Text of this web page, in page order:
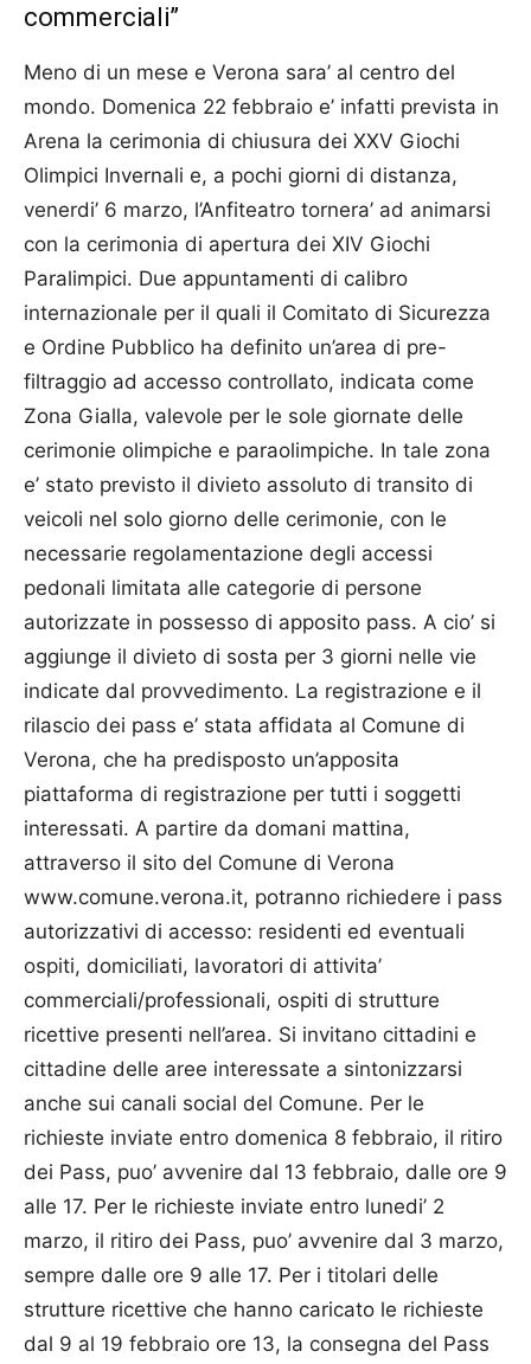
commerciali”
Meno di un mese e Verona sara’ al centro del
mondo. Domenica 22 febbraio e’ infatti prevista in
Arena la cerimonia di chiusura dei XXV Giochi
Olimpici Invernali e, a pochi giorni di distanza,
venerdi’ 6 marzo, l’Anfiteatro tornera’ ad animarsi
con la cerimonia di apertura dei XIV Giochi
Paralimpici. Due appuntamenti di calibro
internazionale per il quali il Comitato di Sicurezza
e Ordine Pubblico ha definito un’area di pre-
filtraggio ad accesso controllato, indicata come
Zona Gialla, valevole per le sole giornate delle
cerimonie olimpiche e paraolimpiche. In tale zona
e’ stato previsto il divieto assoluto di transito di
veicoli nel solo giorno delle cerimonie, con le
necessarie regolamentazione degli accessi
pedonali limitata alle categorie di persone
autorizzate in possesso di apposito pass. A cio’ si
aggiunge il divieto di sosta per 3 giorni nelle vie
indicate dal provvedimento. La registrazione e il
rilascio dei pass e’ stata affidata al Comune di
Verona, che ha predisposto un’apposita
piattaforma di registrazione per tutti i soggetti
interessati. A partire da domani mattina,
attraverso il sito del Comune di Verona
www.comune.verona.it, potranno richiedere i pass
autorizzativi di accesso: residenti ed eventuali
ospiti, domiciliati, lavoratori di attivita’
commerciali/professionali, ospiti di strutture
ricettive presenti nell’area. Si invitano cittadini e
cittadine delle aree interessate a sintonizzarsi
anche sui canali social del Comune. Per le
richieste inviate entro domenica 8 febbraio, il ritiro
dei Pass, puo’ avvenire dal 13 febbraio, dalle ore 9
alle 17. Per le richieste inviate entro lunedi’ 2
marzo, il ritiro dei Pass, puo’ avvenire dal 3 marzo,
sempre dalle ore 9 alle 17. Per i titolari delle
strutture ricettive che hanno caricato le richieste
dal 9 al 19 febbraio ore 13, la consegna del Pass